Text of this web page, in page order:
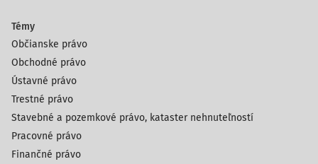
Témy
Občianske právo
Obchodné právo
Ústavné právo
Trestné právo
Stavebné a pozemkové právo, kataster nehnuteľností
Pracovné právo
Finančné právo